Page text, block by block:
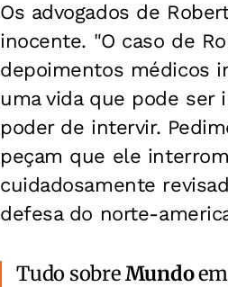
Os advogados de
inocente. "O caso de
depoimentos médicos
uma vida que pode ser
poder de intervir.
peçam que ele
cuidadosamente
defesa do norte-
Tudo sobreMundo